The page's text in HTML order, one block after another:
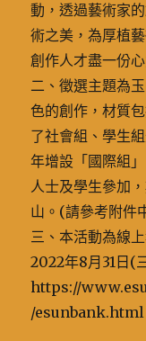
動，透過藝術家
術之美，為厚植
創作人才盡一份心
二、徵選主題為
色的創作，材質
了社會組、學生
年增設「國際組
人士及學生參加
山。(請參考附件
三、本活動為線
2022年8月31日(
https://
/esunbank.html